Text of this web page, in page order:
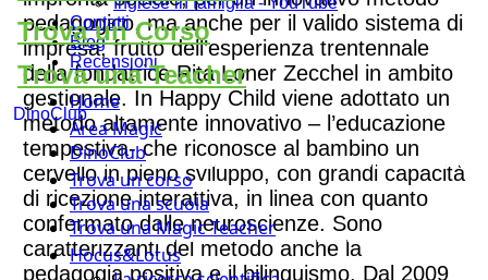
Contatti
Blog
Recensioni
Home
Area Magic
DinoClub
Trova un corso
Trova una scuola
Trova una Magic Teacher
Hocus&Lotus
Trova un Corso
Trova una Teacher
DinoClub
pedagogico, ma anche per il valido sistema di
impresa, frutto dell’esperienza trentennale
della fondatrice Rita Loner Zecchel in ambito
gestionale. In Happy Child viene adottato un
metodo altamente innovativo – l’educazione
tempestiva- che riconosce al bambino un
cervello in pieno sviluppo, con grandi capacità
di ricezione interattiva, in linea con quanto
confermato dalle neuroscienze. Sono
caratterizzanti del metodo anche la
pedagogia positiva e il bilinguismo. Dal 2009